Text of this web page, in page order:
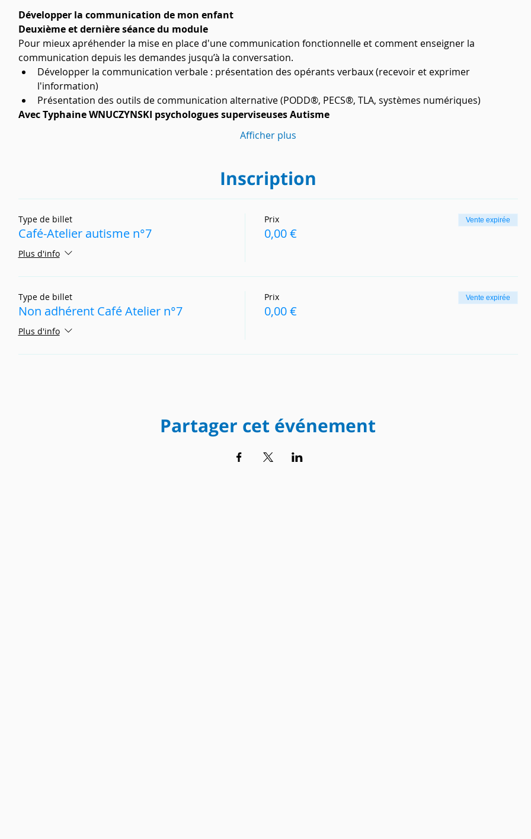
Développer la communication de mon enfant
Deuxième et dernière séance du module
Pour mieux apréhender la mise en place d'une communication fonctionnelle et comment enseigner la
communication depuis les demandes jusqu’à la conversation.
Développer la communication verbale : présentation des opérants verbaux (recevoir et exprimer
l'information)
Présentation des outils de communication alternative (PODD®, PECS®, TLA, systèmes numériques)
Avec Typhaine WNUCZYNSKI psychologues superviseuses Autisme
Afficher plus
Inscription
Type de billet
Café-Atelier autisme n°7
Plus d'info
Prix
0,00 €
Vente expirée
Type de billet
Non adhérent Café Atelier n°7
Plus d'info
Prix
0,00 €
Vente expirée
Partager cet événement